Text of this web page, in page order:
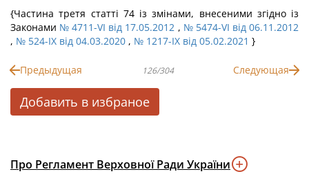
{Частина третя статті 74 із змінами, внесеними згідно із
Законами № 4711-VI від 17.05.2012 , № 5474-VI від 06.11.2012
, № 524-IX від 04.03.2020 , № 1217-IX від 05.02.2021 }
Предыдущая 126/304 Следующая
Добавить в избраное
Про Регламент Верховної Ради України